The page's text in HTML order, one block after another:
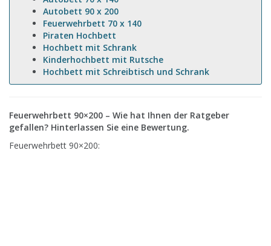
Autobett 90 x 200
Feuerwehrbett 70 x 140
Piraten Hochbett
Hochbett mit Schrank
Kinderhochbett mit Rutsche
Hochbett mit Schreibtisch und Schrank
Feuerwehrbett 90×200 – Wie hat Ihnen der Ratgeber
gefallen? Hinterlassen Sie eine Bewertung.
Feuerwehrbett 90×200: